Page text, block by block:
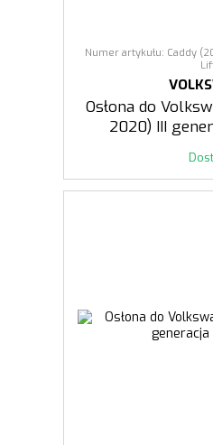
Numer artykułu: Caddy
Osłona do
2020) III